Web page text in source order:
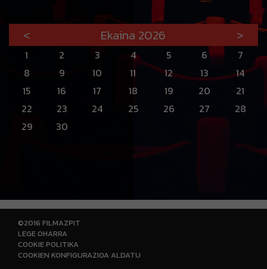
< Ekaina 2026 >
1 2 3 4 5 6
7
8
9 10 11 12 13
14
15
16 17 18 19 20
21
22
23 24 25 26 27
28
29
30
©2016 FILMAZPIT
LEGE OHARRA
COOKIE POLITIKA
COOKIEN KONFIGURAZIOA ALDATU